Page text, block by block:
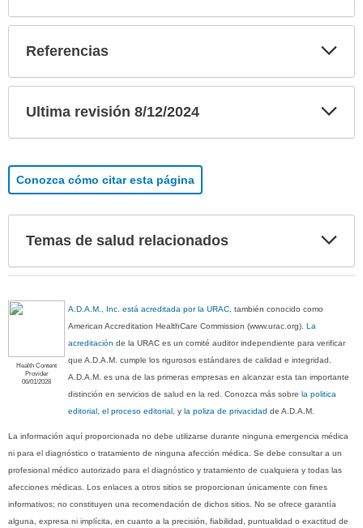
Referencias
Ultima revisión 8/12/2024
Conozca cómo citar esta página
Temas de salud relacionados
Health Content
Provider
06/01/2028
A.D.A.M., Inc. está acreditada por la URAC, también conocido como
American Accreditation HealthCare Commission (www.urac.org). La
acreditación de la URAC es un comité auditor independiente para verificar
que A.D.A.M. cumple los rigurosos estándares de calidad e integridad.
A.D.A.M. es una de las primeras empresas en alcanzar esta tan importante
distinción en servicios de salud en la red. Conozca más sobre la politica
editorial, el proceso editorial , y la poliza de privacidad de A.D.A.M.
La información aquí proporcionada no debe utilizarse durante ninguna emergencia médica
ni para el diagnóstico o tratamiento de ninguna afección médica. Se debe consultar a un
profesional médico autorizado para el diagnóstico y tratamiento de cualquiera y todas las
afecciones médicas. Los enlaces a otros sitios se proporcionan únicamente con fines
informativos; no constituyen una recomendación de dichos sitios. No se ofrece garantía
alguna, expresa ni implícita, en cuanto a la precisión, fiabilidad, puntualidad o exactitud de